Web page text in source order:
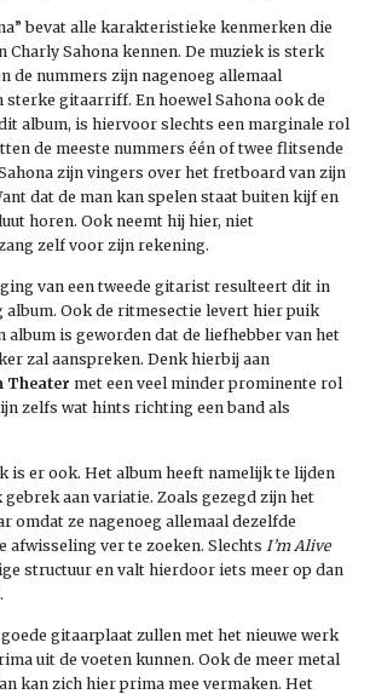
bevat alle karakteristieke kenmerken die
Charly Sahona kennen. De muziek is sterk
de nummers zijn nagenoeg allemaal
sterke gitaarriff. En hoewel Sahona ook de
album, is hiervoor slechts een marginale rol
de meeste nummers één of twee flitsende
zijn vingers over het fretboard van zijn
dat de man kan spelen staat buiten kijf en
horen. Ook neemt hij hier, niet
zelf voor zijn rekening.
van een tweede gitarist resulteert dit in
Ook de ritmesectie levert hier puik
album is geworden dat de liefhebber van het
zal aanspreken. Denk hierbij aan
Theater met een veel minder prominente rol
zelfs wat hints richting een band als
is er ook. Het album heeft namelijk te lijden
aan variatie. Zoals gezegd zijn het
omdat ze nagenoeg allemaal dezelfde
afwisseling ver te zoeken. Slechts I’m Alive
structuur en valt hierdoor iets meer op dan
gitaarplaat zullen met het nieuwe werk
uit de voeten kunnen. Ook de meer metal
kan zich hier prima mee vermaken. Het